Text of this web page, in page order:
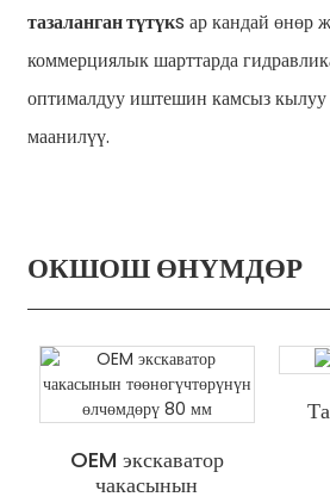
тазаланган түтүкs ар кандай өнөр
коммерциялык шарттарда
оптималдуу иштешин камсыз кылуу
маанилүү.
ОКШОШ ӨНҮМДӨР
OEM экскаватор
чакасынын